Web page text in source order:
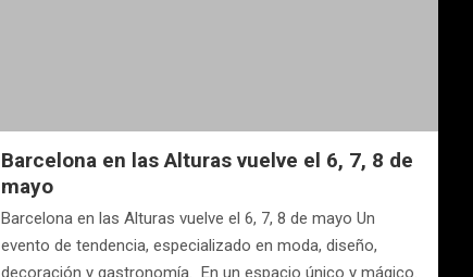
Barcelona en las Alturas vuelve el 6, 7, 8 de
mayo
Barcelona en las Alturas vuelve el 6, 7, 8 de mayo Un
evento de tendencia, especializado en moda, diseño,
decoración y gastronomía. En un espacio único y mágico.